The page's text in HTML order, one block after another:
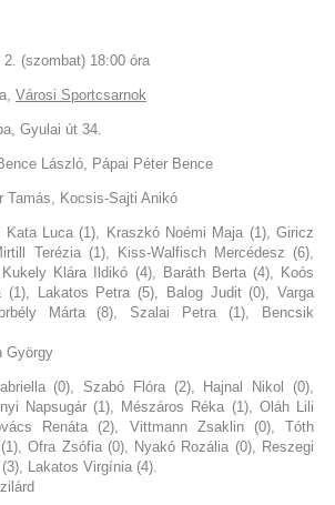
2. (szombat) 18:00 óra
Városi Sportcsarnok
Gyulai út 34.
László, Pápai Péter Bence
Tamás, Kocsis-Sajti Anikó
Kata Luca (1), Kraszkó Noémi Maja (1), Giricz
Terézia (1), Kiss-Walfisch Mercédesz (6),
Klára Ildikó (4), Baráth Berta (4), Koós
(1), Lakatos Petra (5), Balog Judit (0), Varga
Márta (8), Szalai Petra (1), Bencsik
György
(0), Szabó Flóra (2), Hajnal Nikol (0),
Napsugár (1), Mészáros Réka (1), Oláh Lili
Renáta (2), Vittmann Zsaklin (0), Tóth
Ofra Zsófia (0), Nyakó Rozália (0), Reszegi
Lakatos Virgínia (4).